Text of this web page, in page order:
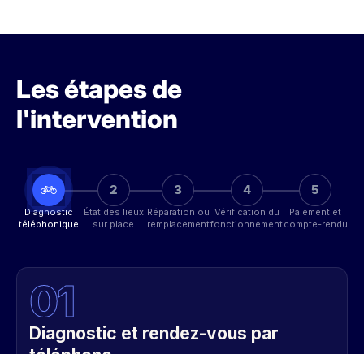
Les étapes de
l'intervention
Diagnostic
téléphonique
2
État des lieux
sur place
3
Réparation ou
remplacement
4
Vérification du
fonctionnement
5
Paiement et
compte-rendu
01
Diagnostic et rendez-vous par